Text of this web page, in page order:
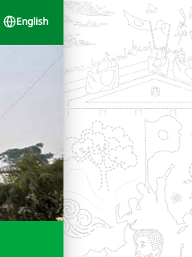
English